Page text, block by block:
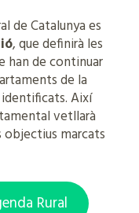
de Catalunya es
, que definirà les
han de continuar
de la
Així
vetllarà
marcats
Rural